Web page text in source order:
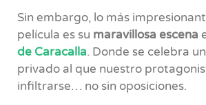
Sin embargo, lo más
película es su maravillosa escena
de Caracalla. Donde se celebra
privado al que nuestro
infiltrarse… no sin oposiciones.